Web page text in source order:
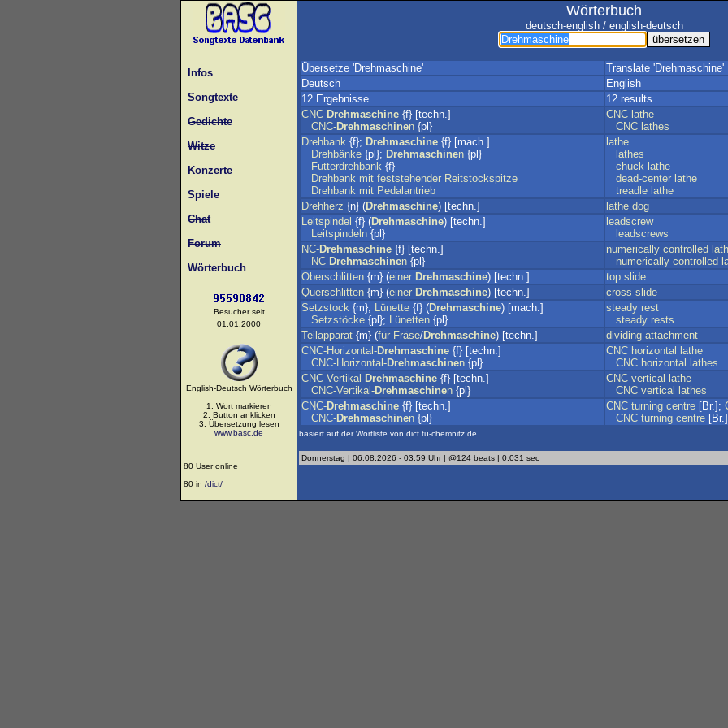
Infos
Songtexte
Gedichte
Witze
Konzerte
Spiele
Chat
Forum
Wörterbuch
Besucher seit
01.01.2000
English-Deutsch Wörterbuch
1. Wort markieren
2. Button anklicken
3. Übersetzung lesen
www.basc.de
80 User online
80 in /dict/
Wörterbuch
deutsch-english / english-deutsch
Übersetze 'Drehmaschine'
Translate 'Drehmaschine'
Deutsch
English
12 Ergebnisse
12 results
CNC-Drehmaschine {f} [techn.]
CNC-Drehmaschinen {pl}
CNC lathe
CNC lathes
Drehbank {f}; Drehmaschine {f} [mach.]
Drehbänke {pl}; Drehmaschinen {pl}
Futterdrehbank {f}
Drehbank mit feststehender Reitstockspitze
Drehbank mit Pedalantrieb
lathe
lathes
chuck lathe
dead-center lathe
treadle lathe
Drehherz {n} (Drehmaschine) [techn.] lathe dog
Leitspindel {f} (Drehmaschine) [techn.]
Leitspindeln {pl}
leadscrew
leadscrews
NC-Drehmaschine {f} [techn.]
NC-Drehmaschinen {pl}
numerically controlled
numerically controlled
Oberschlitten {m} (einer Drehmaschine) [techn.] top slide
Querschlitten {m} (einer Drehmaschine) [techn.] cross slide
Setzstock {m}; Lünette {f} (Drehmaschine) [mach.]
Setzstöcke {pl}; Lünetten {pl}
steady rest
steady rests
Teilapparat {m} (für Fräse/Drehmaschine) [techn.] dividing attachment
CNC-Horizontal-Drehmaschine {f} [techn.]
CNC-Horizontal-Drehmaschinen {pl}
CNC horizontal lathe
CNC horizontal lathes
CNC-Vertikal-Drehmaschine {f} [techn.]
CNC-Vertikal-Drehmaschinen {pl}
CNC vertical lathe
CNC vertical lathes
CNC-Drehmaschine {f} [techn.]
CNC-Drehmaschinen {pl}
CNC turning centre [Br.];
CNC turning centre
basiert auf der Wortliste von dict.tu-chemnitz.de
Donnerstag | 06.08.2026 - 03:59 Uhr | @124 beats | 0.031 sec